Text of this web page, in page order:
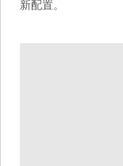
新配置。